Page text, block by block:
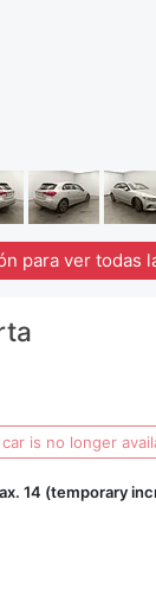
para ver todas
is no longer
14 (temporary